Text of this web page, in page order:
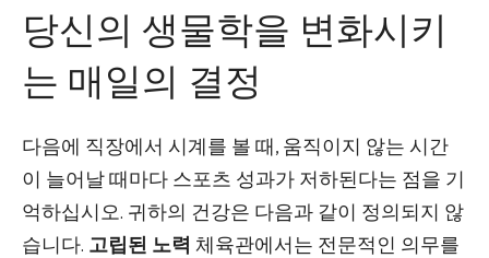
당신의 생물학을 변화시키
는 매일의 결정
다음에 직장에서 시계를 볼 때, 움직이지 않는 시간
이 늘어날 때마다 스포츠 성과가 저하된다는 점을 기
억하십시오. 귀하의 건강은 다음과 같이 정의되지 않
습니다. 고립된 노력 체육관에서는 전문적인 의무를